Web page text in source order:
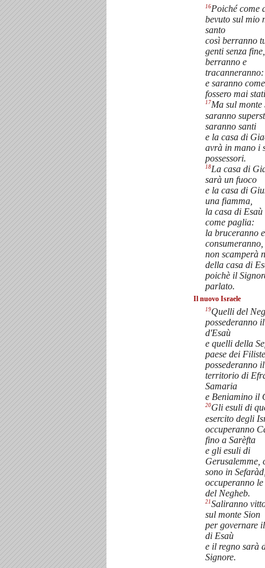
16Poiché come
bevuto sul mio
santo
così berranno
genti senza fine,
berranno e
tracanneranno:
e saranno
fossero mai
17Ma sul monte
saranno
saranno santi
e la casa di
avrà in mano i
possessori.
18La casa di
sarà un fuoco
e la casa di
una fiamma,
la casa di Esaù
come paglia:
la bruceranno
consumeranno,
non scamperà
della casa di
poichè il
parlato.
Il nuovo Israele
19Quelli del
possederanno
d'Esaù
e quelli della
paese dei
possederanno il
territorio di
Samaria
e Beniamino il
20Gli esuli di
esercito degli
occuperanno
fino a Sarèfta
e gli esuli di
Gerusalemme,
sono in
occuperanno
del Negheb.
21Saliranno
sul monte Sion
per governare
di Esaù
e il regno sarà
Signore.